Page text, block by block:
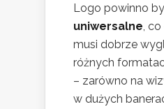
Logo powinno
uniwersalne ,
musi dobrze
różnych
– zarówno na
w dużych